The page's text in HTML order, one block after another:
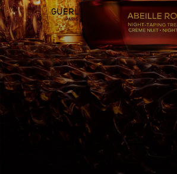
ちら
ちら
ールド
ールド スキン セ
イド
ちら
ット
を叶えるフィニ
ジュエルケース
ちら
イヤル
アの誕生
ちら
ペリアル
ィ ライトクリー
ちら
アート&カルチャー
詳しくはこちら
グ・フォー・リビング・ビ
ューティー
詳しくはこちら
年、パリに誕生
詳しくはこちら
ンのクリエイターたち
詳しくはこちら